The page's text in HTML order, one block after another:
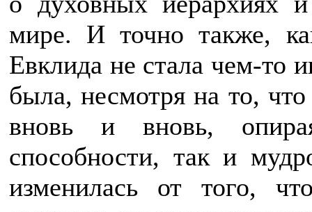
мире. И точно также,
Евклида не стала чем-то
была, несмотря на то,
вновь и вновь,
способности, так и
изменилась от того,